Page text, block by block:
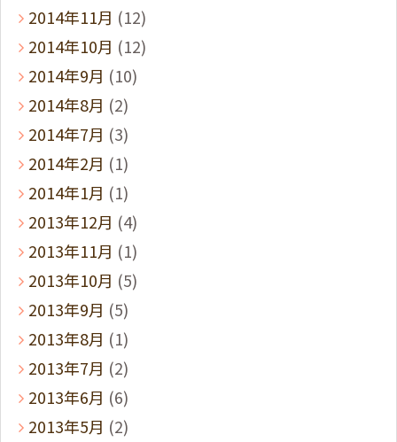
2014年11月 (12)
2014年10月 (12)
2014年9月 (10)
2014年8月 (2)
2014年7月 (3)
2014年2月 (1)
2014年1月 (1)
2013年12月 (4)
2013年11月 (1)
2013年10月 (5)
2013年9月 (5)
2013年8月 (1)
2013年7月 (2)
2013年6月 (6)
2013年5月 (2)